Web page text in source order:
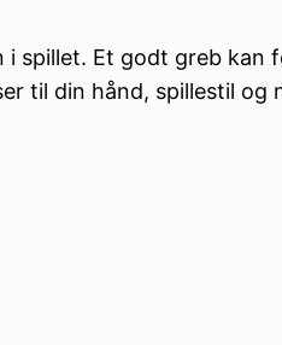
spillet. Et godt greb kan
til din hånd, spillestil og